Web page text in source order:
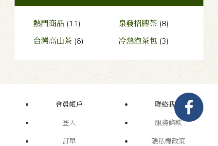
熱門商品 (11) 泉發招牌茶 (8)
台灣高山茶 (6) 冷熱泡茶包 (3)
會員帳戶
登入
訂單
聯絡我們
服務條款
隱私權政策